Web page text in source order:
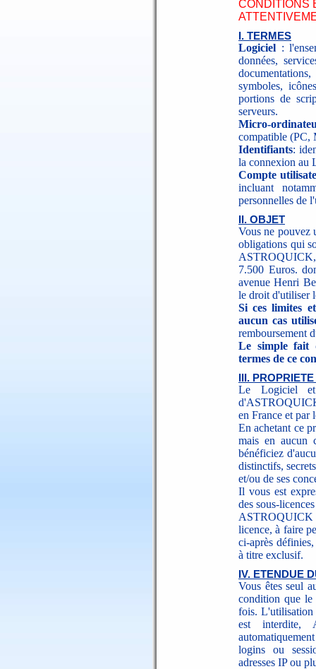
CONDITIONS
I. TERMES
Logiciel :
données,
symboles,
portions de
serveurs.
Micro-
compatible (PC,
Identifiants:
la connexion au
Compte
incluant
personnelles de
II. OBJET
Vous ne pouvez
obligations qui
ASTROQUICK,
7.500 Euros.
avenue Henri
le droit d'utiliser
Si ces limites
aucun cas
remboursement
Le simple fait
termes de ce
III.
Le Logiciel et
en France et par
En achetant ce
mais en aucun
bénéficiez
distinctifs,
et/ou de ses
Il vous est
des sous-
licence, à faire
ci-après
à titre exclusif.
IV. ETENDUE
Vous êtes seul
condition que
fois. L'utilisation
est interdite,
logins ou
adresses IP ou